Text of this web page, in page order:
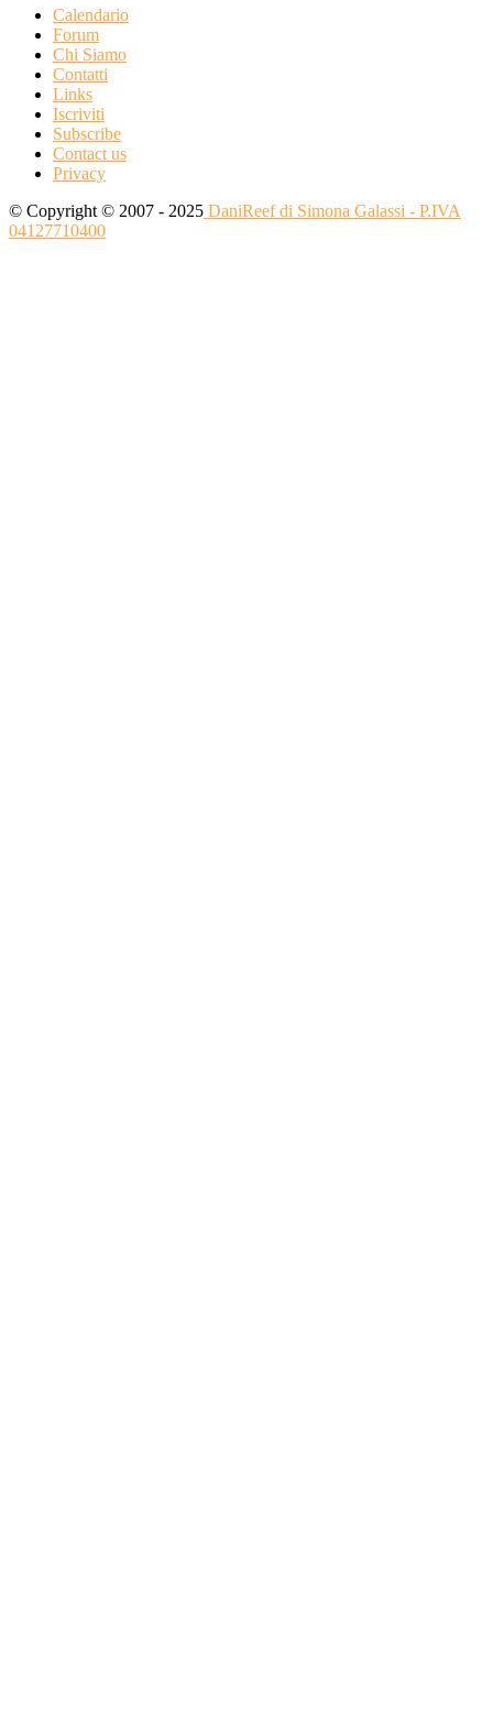
Calendario
Forum
Chi Siamo
Contatti
Links
Iscriviti
Subscribe
Contact us
Privacy
© Copyright © 2007 - 2025 DaniReef di Simona Galassi - P.IVA
04127710400